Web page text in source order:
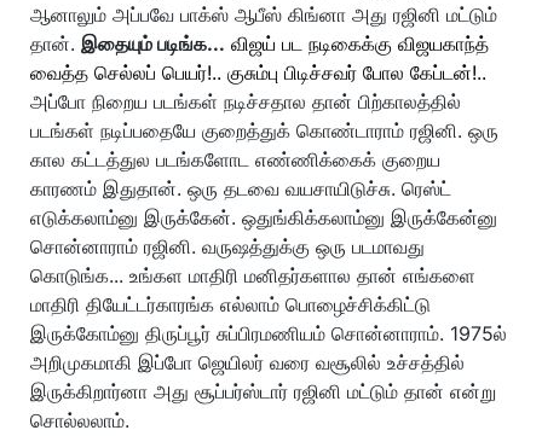
ஆனாலும் அப்பவே பாக்ஸ் ஆபீஸ் கிங்னா அது ரஜினி மட்டும்
தான். இதையும் படிங்க... விஜய் பட நடிகைக்கு விஜயகாந்த்
வைத்த செல்லப் பெயர்!.. குசும்பு பிடிச்சவர் போல கேப்டன்!..
அப்போ நிறைய படங்கள் நடிச்சதால தான் பிற்காலத்தில்
படங்கள் நடிப்பதையே குறைத்துக் கொண்டாராம் ரஜினி. ஒரு
கால கட்டத்துல படங்களோட எண்ணிக்கைக் குறைய
காரணம் இதுதான். ஒரு தடவை வயசாயிடுச்சு. ரெஸ்ட்
எடுக்கலாம்னு இருக்கேன். ஒதுங்கிக்கலாம்னு இருக்கேன்னு
சொன்னாராம் ரஜினி. வருஷத்துக்கு ஒரு படமாவது
கொடுங்க... உங்கள மாதிரி மனிதர்களால தான் எங்களை
மாதிரி தியேட்டர்காரங்க எல்லாம் பொழைச்சிக்கிட்டு
இருக்கோம்னு திருப்பூர் சுப்பிரமணியம் சொன்னாராம். 1975ல்
அறிமுகமாகி இப்போ ஜெயிலர் வரை வசூலில் உச்சத்தில்
இருக்கிறார்னா அது சூப்பர்ஸ்டார் ரஜினி மட்டும் தான் என்று
சொல்லலாம்.